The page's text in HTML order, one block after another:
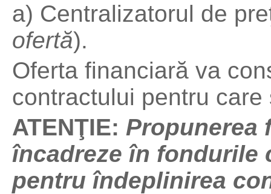
a) Centralizatorul de
ofertă).
Oferta financiară va
contractului pentru
ATENŢIE: Propunerea
încadreze în fondurile
pentru îndeplinirea